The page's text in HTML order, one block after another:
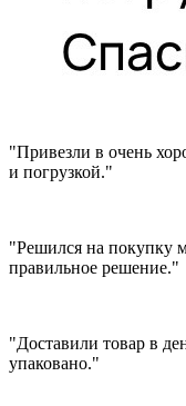
"Привезли в очень
и погрузкой."
"Решился на покупку
правильное решение."
"Доставили товар в
упаковано."